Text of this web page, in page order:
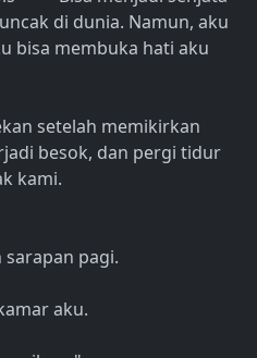
di dunia. Namun, aku
bisa membuka hati aku
setelah memikirkan
besok, dan pergi tidur
kami.
sarapan pagi.
aku.